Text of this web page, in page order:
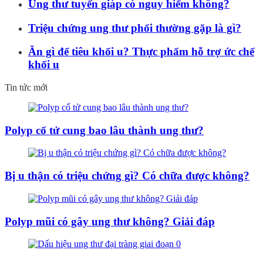
Ung thư tuyến giáp có nguy hiểm không?
Triệu chứng ung thư phổi thường gặp là gì?
Ăn gì để tiêu khối u? Thực phẩm hỗ trợ ức chế
khối u
Tin tức mới
Polyp cổ tử cung bao lâu thành ung thư?
Bị u thận có triệu chứng gì? Có chữa được không?
Polyp mũi có gây ung thư không? Giải đáp